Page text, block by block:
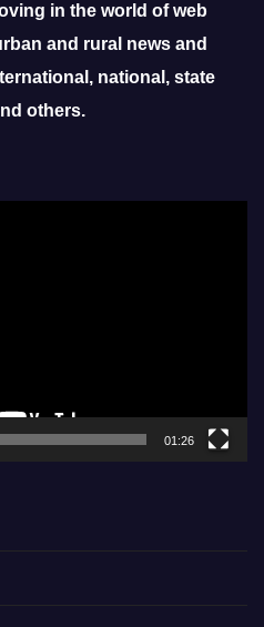
in the world of web
and rural news and
national, state
others.
01:26